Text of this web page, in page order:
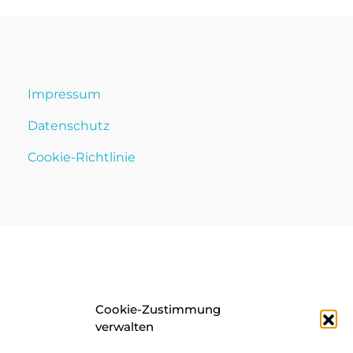
Cookie-Zustimmung
verwalten
Impressum
Datenschutz
Cookie-Richtlinie